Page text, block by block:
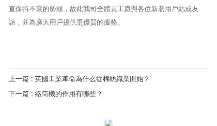
直保持不衰的勢頭，故此我司全體員工愿與各位新老用戶結成友
誼，并為廣大用戶提供更優質的服務。
上一篇 : 英國工業革命為什么從棉紡織業開始？
下一篇 : 絡筒機的作用有哪些？